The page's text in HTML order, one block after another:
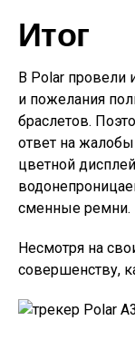
Итог
В Polar провели
и пожелания
браслетов.
ответ на
цветной
сменные ремни.
Несмотря на
совершенству,